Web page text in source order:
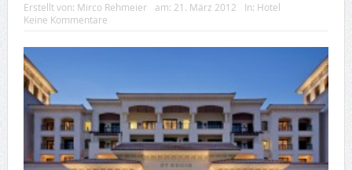
Erstellt von: Mirco Rehmeier am: 21. März 2012 In: Hotel
Keine Kommentare